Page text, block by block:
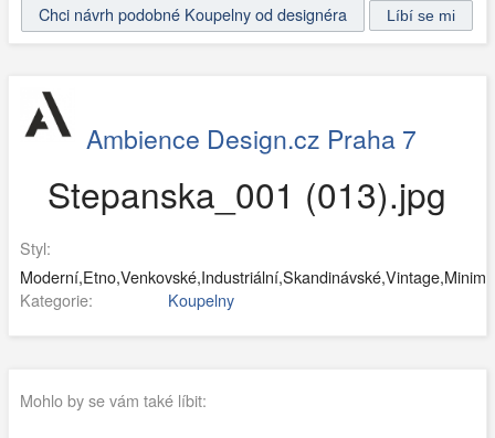
Chci návrh podobné Koupelny od designéra
Ambience Design.cz Praha 7
Stepanska_001 (013).jpg
Styl:
Kategorie:
Koupelny
Mohlo by se vám také líbit: